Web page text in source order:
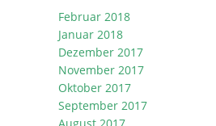
Februar 2018
Januar 2018
Dezember 2017
November 2017
Oktober 2017
September 2017